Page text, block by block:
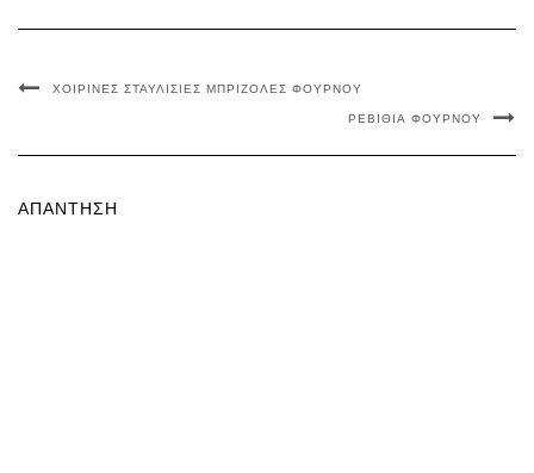
ΧΟΙΡΙΝΈΣ ΣΤΑΥΛΊΣΙΕΣ ΜΠΡΙΖΌΛΕΣ ΦΟΎΡΝΟΥ
ΡΕΒΊΘΙΑ ΦΟΎΡΝΟΥ
ΑΠΆΝΤΗΣΗ